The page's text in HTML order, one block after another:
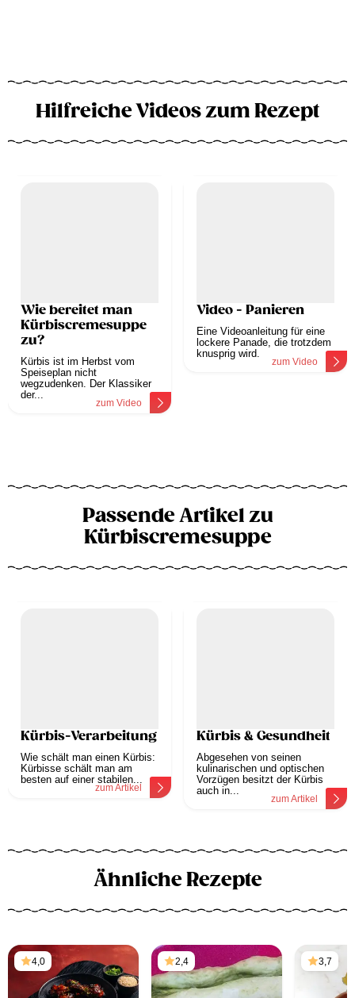
Hilfreiche Videos zum Rezept
Wie bereitet man
Kürbiscremesuppe
zu?
Kürbis ist im Herbst vom
Speiseplan nicht
wegzudenken. Der Klassiker
der...
zum Video
Video - Panieren
Eine Videoanleitung für eine
lockere Panade, die trotzdem
knusprig wird.
zum Video
Passende Artikel zu
Kürbiscremesuppe
Kürbis-Verarbeitung
Wie schält man einen Kürbis:
Kürbisse schält man am
besten auf einer stabilen...
zum Artikel
Kürbis & Gesundheit
Abgesehen von seinen
kulinarischen und optischen
Vorzügen besitzt der Kürbis
auch in...
zum Artikel
Ähnliche Rezepte
4,0 2,4 3,7